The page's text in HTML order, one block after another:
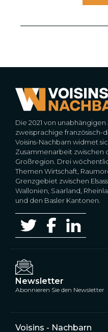
Die 2021 von
zweisprachige französisch-
Voisins-Nachbarn widmet
Zusammenarbeit
Großregion. Drei
Themen Wirtschaft,
Grenzgebiet zwischen
Wallonien, Saarland,
und den Basler Kantonen.
Newsletter
Abonnieren Sie den Newsletter
Voisins - Nachbarn